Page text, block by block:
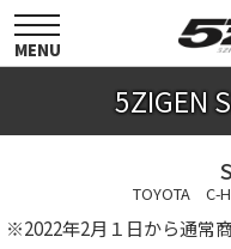
toggle
navigation
MENU
5ZIGEN
TOYOTA C-
※2022年2月１日から通常